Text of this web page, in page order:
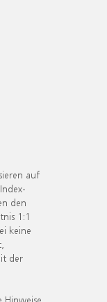
auf
den
1:1
keine
der